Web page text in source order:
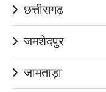
छत्तीसगढ़
जमशेदपुर
जामताड़ा